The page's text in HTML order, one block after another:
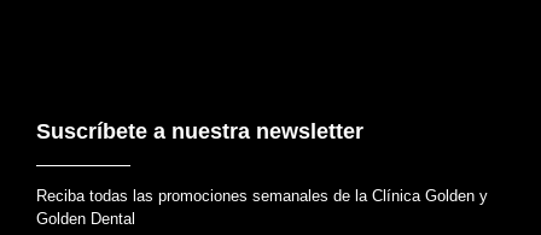
Suscríbete a nuestra newsletter
Reciba todas las promociones semanales de la Clínica Golden y
Golden Dental